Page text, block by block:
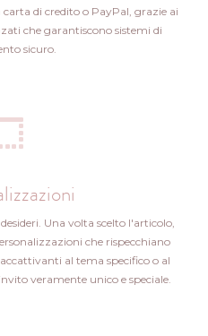
di credito o PayPal, grazie ai
che garantiscono sistemi di
sicuro.
Una volta scelto l'articolo,
che rispecchiano
al tema specifico o al
veramente unico e speciale.